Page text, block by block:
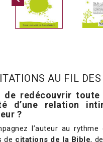
AU FIL
de redécouvrir
d’une relation
?
l’auteur au
de citations de la Bible,